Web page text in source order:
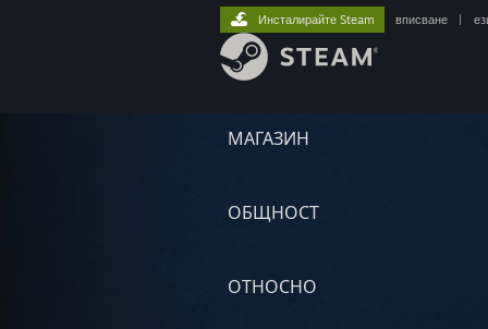
МАГАЗИН
ОБЩНОСТ
ОТНОСНО
Инсталирайте Steam вписване